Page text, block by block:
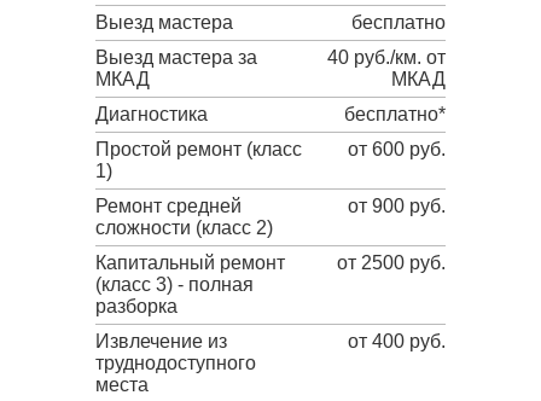
Выезд мастера
бесплатно
Выезд мастера за
МКАД
40 руб./км. от
МКАД
Диагностика
бесплатно*
Простой ремонт (класс
1)
от 600 руб.
Ремонт средней
сложности (класс 2)
от 900 руб.
Капитальный ремонт
(класс 3) - полная
разборка
от 2500 руб.
Извлечение из
труднодоступного
места
от 400 руб.